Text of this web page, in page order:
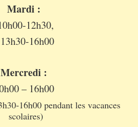
Mardi :
12h30,
13h30-16h00
Mercredi :
– 16h00
16h00 pendant les vacances
scolaires)